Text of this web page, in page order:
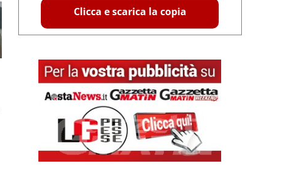
Clicca e scarica la copia